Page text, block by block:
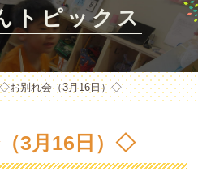
トピックス
◇お別れ会（3月16日）◇
3月16日）◇